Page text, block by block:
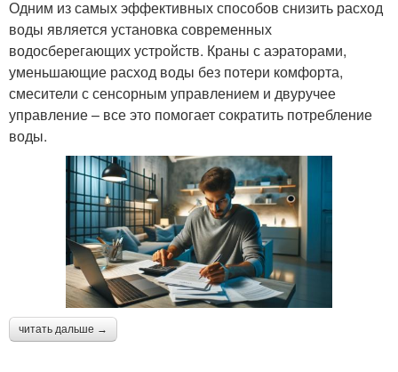
Одним из самых эффективных способов снизить расход
воды является установка современных
водосберегающих устройств. Краны с аэраторами,
уменьшающие расход воды без потери комфорта,
смесители с сенсорным управлением и двуручее
управление – все это помогает сократить потребление
воды.
читать дальше →